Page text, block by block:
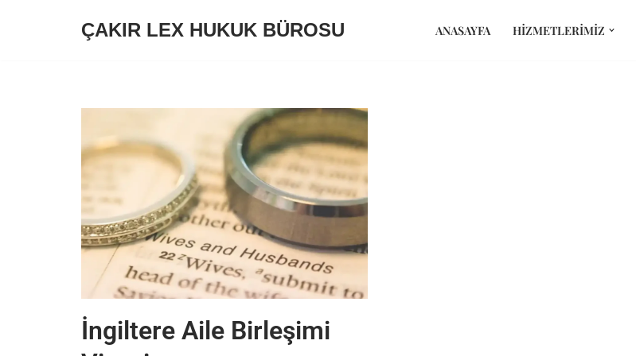
ÇAKIR LEX HUKUK BÜROSU ANASAYFA HIZMETLERIMIZ
İngiltere Aile Birleşimi